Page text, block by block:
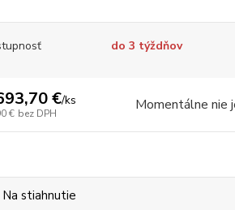
do 3 týždňov
€/ks
€ bez DPH Momentálne nie
Na stiahnutie